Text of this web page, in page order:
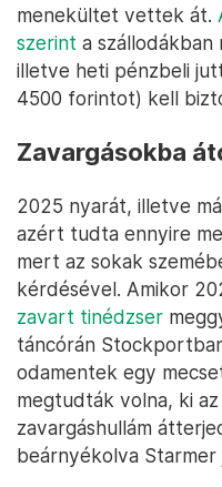
menekültet vettek át.
szerint a szállodákban
illetve heti pénzbeli
4500 forintot) kell
Zavargásokba
2025 nyarát, illetve
azért tudta ennyire
mert az sokak
kérdésével. Amikor
zavart tinédzser
táncórán
odamentek egy
megtudták volna, ki
zavargáshullám
beárnyékolva Starmer